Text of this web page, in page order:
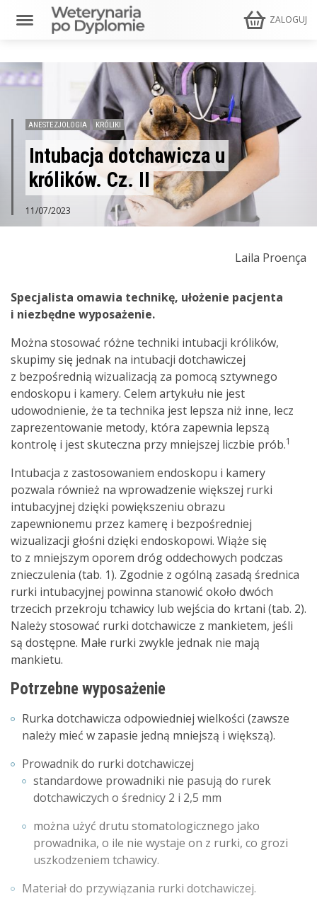
ZALOGUJ
ANESTEZJOLOGIA KRÓLIKI
Intubacja dotchawicza u
królików. Cz. II
11/07/2023
Laila Proença
Specjalista omawia technikę, ułożenie pacjenta
i niezbędne wyposażenie.
Można stosować różne techniki intubacji królików,
skupimy się jednak na intubacji dotchawiczej
z bezpośrednią wizualizacją za pomocą sztywnego
endoskopu i kamery. Celem artykułu nie jest
udowodnienie, że ta technika jest lepsza niż inne, lecz
zaprezentowanie metody, która zapewnia lepszą
kontrolę i jest skuteczna przy mniejszej liczbie prób.1
Intubacja z zastosowaniem endoskopu i kamery
pozwala również na wprowadzenie większej rurki
intubacyjnej dzięki powiększeniu obrazu
zapewnionemu przez kamerę i bezpośredniej
wizualizacji głośni dzięki endoskopowi. Wiąże się
to z mniejszym oporem dróg oddechowych podczas
znieczulenia (tab. 1). Zgodnie z ogólną zasadą średnica
rurki intubacyjnej powinna stanowić około dwóch
trzecich przekroju tchawicy lub wejścia do krtani (tab. 2).
Należy stosować rurki dotchawicze z mankietem, jeśli
są dostępne. Małe rurki zwykle jednak nie mają
mankietu.
Potrzebne wyposażenie
Rurka dotchawicza odpowiedniej wielkości (zawsze
należy mieć w zapasie jedną mniejszą i większą).
Prowadnik do rurki dotchawiczej
standardowe prowadniki nie pasują do rurek
dotchawiczych o średnicy 2 i 2,5 mm
można użyć drutu stomatologicznego jako
prowadnika, o ile nie wystaje on z rurki, co grozi
uszkodzeniem tchawicy.
Materiał do przywiązania rurki dotchawiczej.